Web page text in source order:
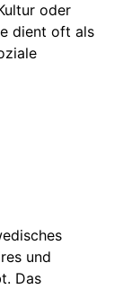
oder
dient oft als
und
Das